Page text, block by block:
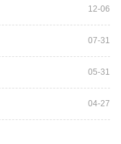
12-06
07-31
05-31
04-27